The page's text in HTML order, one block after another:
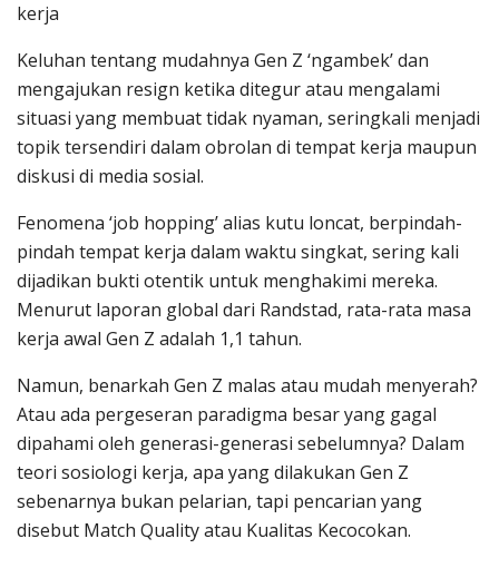
kerja
Keluhan tentang mudahnya Gen Z ‘ngambek’ dan
mengajukan resign ketika ditegur atau mengalami
situasi yang membuat tidak nyaman, seringkali menjadi
topik tersendiri dalam obrolan di tempat kerja maupun
diskusi di media sosial.
Fenomena ‘job hopping’ alias kutu loncat, berpindah-
pindah tempat kerja dalam waktu singkat, sering kali
dijadikan bukti otentik untuk menghakimi mereka.
Menurut laporan global dari Randstad, rata-rata masa
kerja awal Gen Z adalah 1,1 tahun.
Namun, benarkah Gen Z malas atau mudah menyerah?
Atau ada pergeseran paradigma besar yang gagal
dipahami oleh generasi-generasi sebelumnya? Dalam
teori sosiologi kerja, apa yang dilakukan Gen Z
sebenarnya bukan pelarian, tapi pencarian yang
disebut Match Quality atau Kualitas Kecocokan.